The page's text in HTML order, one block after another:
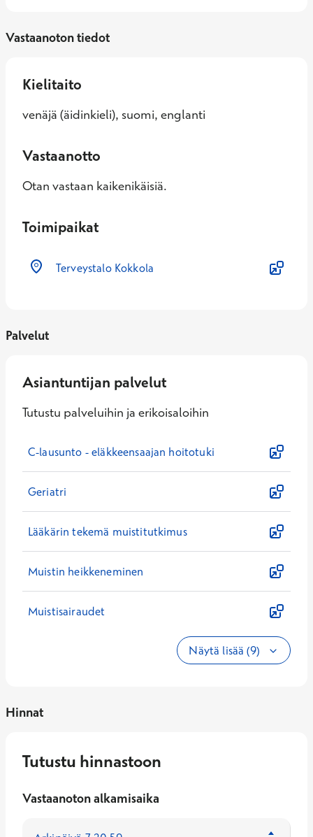
Vastaanoton tiedot
Kielitaito
venäjä (äidinkieli), suomi, englanti
Vastaanotto
Otan vastaan kaikenikäisiä.
Toimipaikat
Terveystalo Kokkola
Palvelut
Asiantuntijan palvelut
Tutustu palveluihin ja erikoisaloihin
C-lausunto - eläkkeensaajan hoitotuki
Geriatri
Lääkärin tekemä muistitutkimus
Muistin heikkeneminen
Muistisairaudet
Näytä lisää (9)
Hinnat
Tutustu hinnastoon
Vastaanoton alkamisaika